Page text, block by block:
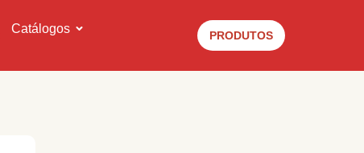
Catálogos PRODUTOS